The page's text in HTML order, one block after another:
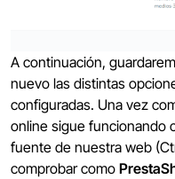
A continuación,
nuevo las distintas
configuradas. Una vez
online sigue funcionando
fuente de nuestra web
comprobar como